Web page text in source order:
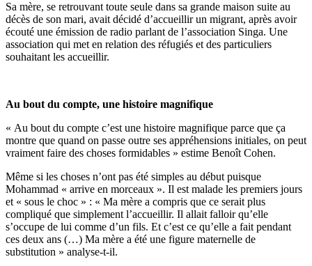
Sa mère, se retrouvant toute seule dans sa grande maison suite au
décès de son mari, avait décidé d’accueillir un migrant, après avoir
écouté une émission de radio parlant de l’association Singa. Une
association qui met en relation des réfugiés et des particuliers
souhaitant les accueillir.
Au bout du compte, une histoire magnifique
« Au bout du compte c’est une histoire magnifique parce que ça
montre que quand on passe outre ses appréhensions initiales, on peut
vraiment faire des choses formidables » estime Benoît Cohen.
Même si les choses n’ont pas été simples au début puisque
Mohammad « arrive en morceaux ». Il est malade les premiers jours
et « sous le choc » : « Ma mère a compris que ce serait plus
compliqué que simplement l’accueillir. Il allait falloir qu’elle
s’occupe de lui comme d’un fils. Et c’est ce qu’elle a fait pendant
ces deux ans (…) Ma mère a été une figure maternelle de
substitution » analyse-t-il.